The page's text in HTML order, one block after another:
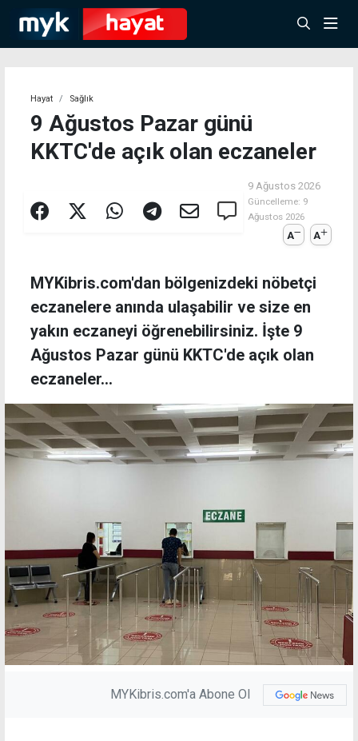
Hayat Sağlık
9 Ağustos Pazar günü
KKTC'de açık olan eczaneler
9 Ağustos 2026
Güncelleme: 9
Ağustos 2026
A A
MYKibris.com'dan bölgenizdeki nöbetçi
eczanelere anında ulaşabilir ve size en
yakın eczaneyi öğrenebilirsiniz. İşte 9
Ağustos Pazar günü KKTC'de açık olan
eczaneler...
MYKibris.com'a Abone Ol